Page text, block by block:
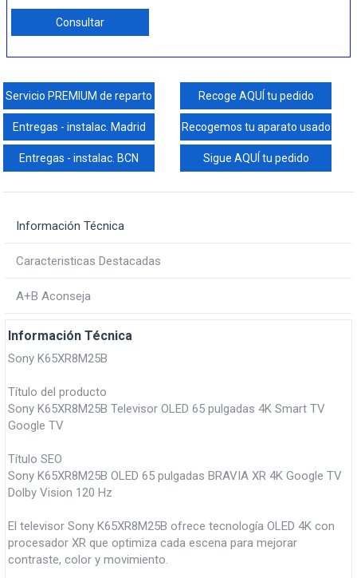
Consultar
Servicio PREMIUM de reparto Recoge AQUÍ tu pedido
Entregas - instalac. Madrid Recogemos tu aparato usado
Entregas - instalac. BCN Sigue AQUÍ tu pedido
Información Técnica
Caracteristicas Destacadas
A+B Aconseja
Información Técnica
Sony K65XR8M25B
Título del producto
Sony K65XR8M25B Televisor OLED 65 pulgadas 4K Smart TV
Google TV
Título SEO
Sony K65XR8M25B OLED 65 pulgadas BRAVIA XR 4K Google TV
Dolby Vision 120 Hz
El televisor Sony K65XR8M25B ofrece tecnología OLED 4K con
procesador XR que optimiza cada escena para mejorar
contraste, color y movimiento.